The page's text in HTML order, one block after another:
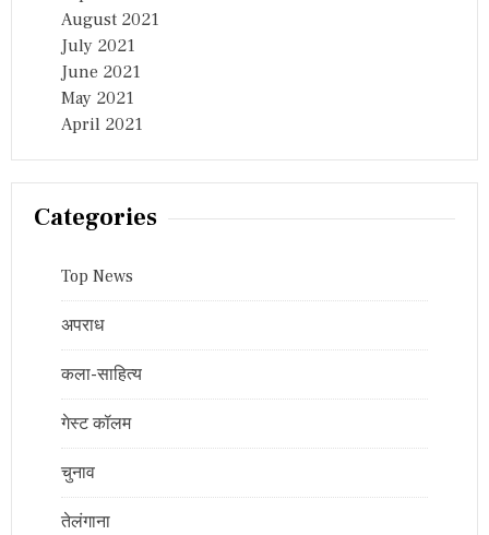
August 2021
July 2021
June 2021
May 2021
April 2021
Categories
Top News
अपराध
कला-साहित्य
गेस्ट कॉलम
चुनाव
तेलंगाना